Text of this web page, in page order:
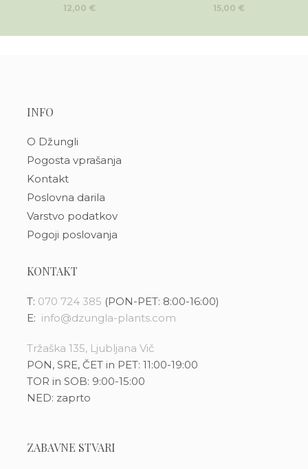
12,00 € 15,00 €
INFO
O Džungli
Pogosta vprašanja
Kontakt
Poslovna darila
Varstvo podatkov
Pogoji poslovanja
KONTAKT
T: 070 724 385 (PON-PET: 8:00-16:00)
E: info@dzungla-plants.com
Tržaška 135, Ljubljana Vič
PON, SRE, ČET in PET: 11:00-19:00
TOR in SOB: 9:00-15:00
NED: zaprto
ZABAVNE STVARI